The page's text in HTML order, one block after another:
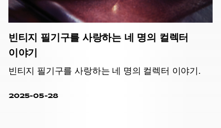
빈티지 필기구를 사랑하는 네 명의 컬렉터
이야기
빈티지 필기구를 사랑하는 네 명의 컬렉터 이야기.
2025-05-28